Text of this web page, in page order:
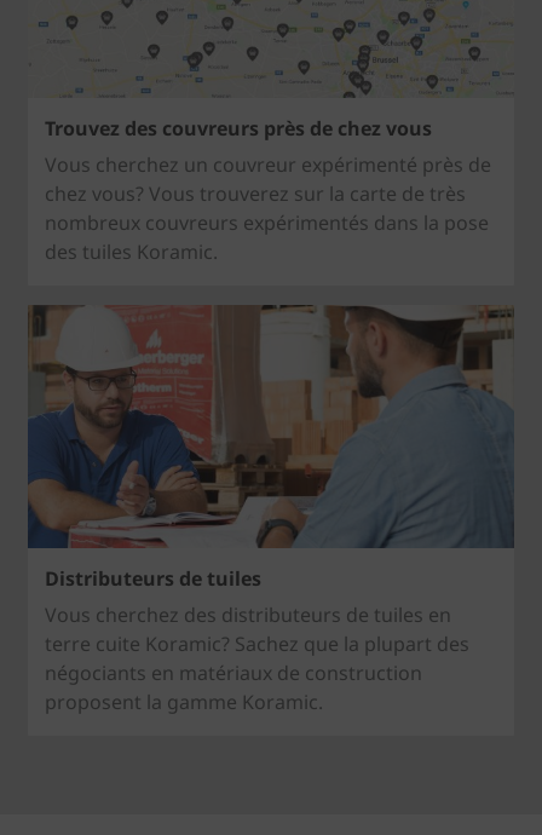
Trouvez des couvreurs près de chez vous
Vous cherchez un couvreur expérimenté près de
chez vous? Vous trouverez sur la carte de très
nombreux couvreurs expérimentés dans la pose
des tuiles Koramic.
Distributeurs de tuiles
Vous cherchez des distributeurs de tuiles en
terre cuite Koramic? Sachez que la plupart des
négociants en matériaux de construction
proposent la gamme Koramic.